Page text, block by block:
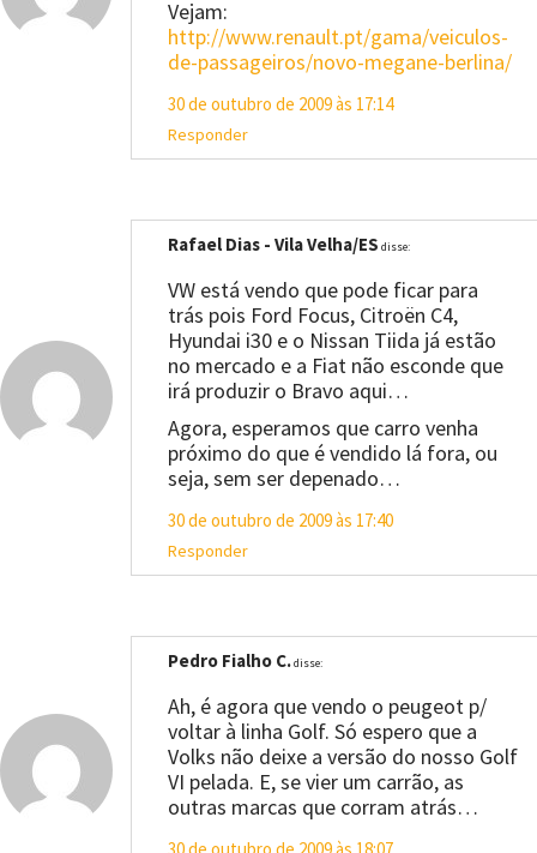
Vejam:
http://www.renault.pt/gama/veiculos-
de-passageiros/novo-megane-berlina/
30 de outubro de 2009 às 17:14
Responder
Rafael Dias - Vila Velha/ES disse:
VW está vendo que pode ficar para
trás pois Ford Focus, Citroën C4,
Hyundai i30 e o Nissan Tiida já estão
no mercado e a Fiat não esconde que
irá produzir o Bravo aqui…
Agora, esperamos que carro venha
próximo do que é vendido lá fora, ou
seja, sem ser depenado…
30 de outubro de 2009 às 17:40
Responder
Pedro Fialho C.disse:
Ah, é agora que vendo o peugeot p/
voltar à linha Golf. Só espero que a
Volks não deixe a versão do nosso Golf
VI pelada. E, se vier um carrão, as
outras marcas que corram atrás…